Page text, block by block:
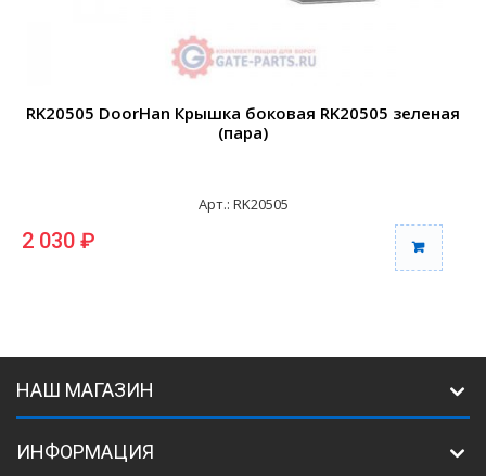
RK20505 DoorHan Крышка боковая RK20505 зеленая
(пара)
Арт.: RK20505
2 030 ₽
НАШ МАГАЗИН
ИНФОРМАЦИЯ